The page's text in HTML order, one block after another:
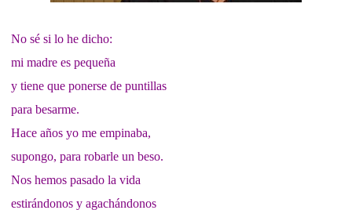
No sé si lo he dicho:
mi madre es pequeña
y tiene que ponerse de puntillas
para besarme.
Hace años yo me empinaba,
supongo, para robarle un beso.
Nos hemos pasado la vida
estirándonos y agachándonos